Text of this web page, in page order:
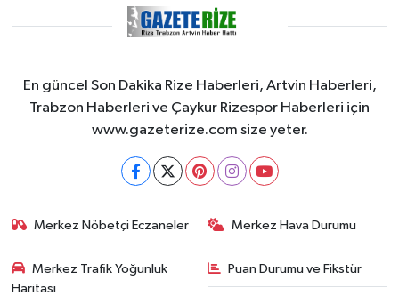
En güncel Son Dakika Rize Haberleri, Artvin Haberleri,
Trabzon Haberleri ve Çaykur Rizespor Haberleri için
www.gazeterize.com size yeter.
Merkez Nöbetçi Eczaneler Merkez Hava Durumu
Merkez Trafik Yoğunluk
Haritası
Puan Durumu ve Fikstür